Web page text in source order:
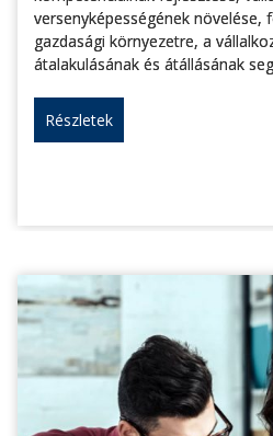
versenyképességének növelése,
gazdasági környezetre, a
átalakulásának és átállásának
Részletek